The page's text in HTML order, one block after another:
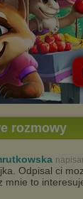
przez
potrzeb, analiza
że
preferencji,
również
w
temat
.
rozmowy
Odpisal ci
mnie to